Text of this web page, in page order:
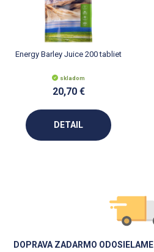
Energy Barley Juice 200 tabliet
skladom
20,70 €
DETAIL
DOPRAVA ZADARMO